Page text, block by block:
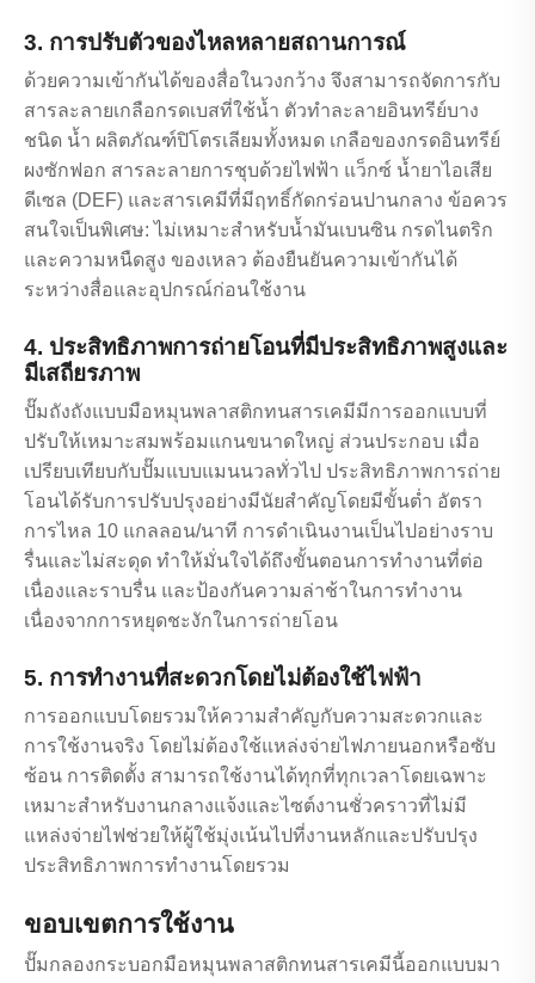
3. การปรับตัวของไหลหลายสถานการณ์
ด้วยความเข้ากันได้ของสื่อในวงกว้าง จึงสามารถจัดการกับ
สารละลายเกลือกรดเบสที่ใช้น้ำ ตัวทำละลายอินทรีย์บาง
ชนิด น้ำ ผลิตภัณฑ์ปิโตรเลียมทั้งหมด เกลือของกรดอินทรีย์
ผงซักฟอก สารละลายการชุบด้วยไฟฟ้า แว็กซ์ น้ำยาไอเสีย
ดีเซล (DEF) และสารเคมีที่มีฤทธิ์กัดกร่อนปานกลาง ข้อควร
สนใจเป็นพิเศษ: ไม่เหมาะสำหรับน้ำมันเบนซิน กรดไนตริก
และความหนืดสูง ของเหลว ต้องยืนยันความเข้ากันได้
ระหว่างสื่อและอุปกรณ์ก่อนใช้งาน
4. ประสิทธิภาพการถ่ายโอนที่มีประสิทธิภาพสูงและ
มีเสถียรภาพ
ปั๊มถังถังแบบมือหมุนพลาสติกทนสารเคมีมีการออกแบบที่
ปรับให้เหมาะสมพร้อมแกนขนาดใหญ่ ส่วนประกอบ เมื่อ
เปรียบเทียบกับปั๊มแบบแมนนวลทั่วไป ประสิทธิภาพการถ่าย
โอนได้รับการปรับปรุงอย่างมีนัยสำคัญโดยมีขั้นต่ำ อัตรา
การไหล 10 แกลลอน/นาที การดำเนินงานเป็นไปอย่างราบ
รื่นและไม่สะดุด ทำให้มั่นใจได้ถึงขั้นตอนการทำงานที่ต่อ
เนื่องและราบรื่น และป้องกันความล่าช้าในการทำงาน
เนื่องจากการหยุดชะงักในการถ่ายโอน
5. การทำงานที่สะดวกโดยไม่ต้องใช้ไฟฟ้า
การออกแบบโดยรวมให้ความสำคัญกับความสะดวกและ
การใช้งานจริง โดยไม่ต้องใช้แหล่งจ่ายไฟภายนอกหรือซับ
ซ้อน การติดตั้ง สามารถใช้งานได้ทุกที่ทุกเวลาโดยเฉพาะ
เหมาะสำหรับงานกลางแจ้งและไซต์งานชั่วคราวที่ไม่มี
แหล่งจ่ายไฟช่วยให้ผู้ใช้มุ่งเน้นไปที่งานหลักและปรับปรุง
ประสิทธิภาพการทำงานโดยรวม
ขอบเขตการใช้งาน
ปั๊มกลองกระบอกมือหมุนพลาสติกทนสารเคมีนี้ออกแบบมา